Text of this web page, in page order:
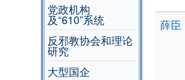
党政机构
及“610”系统
反邪教协会和理论
研究
大型国企
薛臣